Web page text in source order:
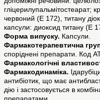
гліцерилупальмітостеарат;
червоний (Е 172), титану
капсули: диоксид титану (Е
Форма випуску. Капсули.
Фармакотерапевтична
споріднені препарати. Код
Фармакологічні
Фармакодинаміка.
антибіотик, що має
дію і застосовується в